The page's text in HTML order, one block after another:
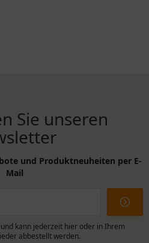
Sie unseren
und Produktneuheiten per E-
Mail
kann jederzeit hier oder in Ihrem
abbestellt werden.